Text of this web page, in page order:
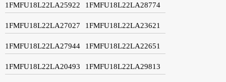
1FMFU18L22LA25922 1FMFU18L22LA28774
1FMFU18L22LA27027 1FMFU18L22LA23621
1FMFU18L22LA27944 1FMFU18L22LA22651
1FMFU18L22LA20493 1FMFU18L22LA29813